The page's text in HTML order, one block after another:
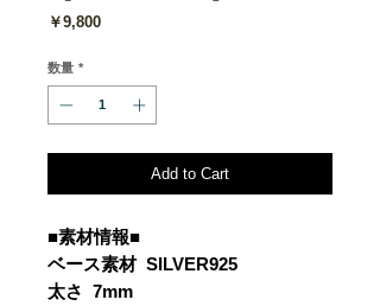
￥9,800価
数量 *
Add to Cart
■素材情報■
ベース素材 SILVER925
太さ 7mm